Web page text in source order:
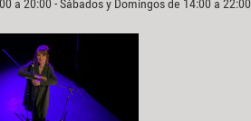
a 20:00 - Sábados y Domingos de 14:00 a 22:00